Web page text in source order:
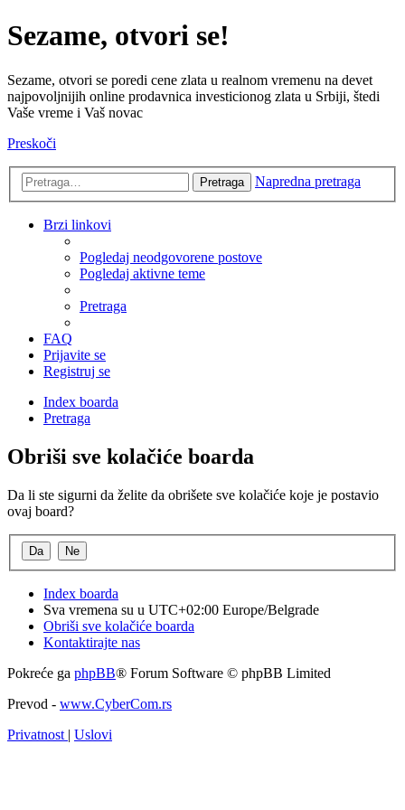
Sezame, otvori se!
Sezame, otvori se poredi cene zlata u realnom vremenu na devet
najpovoljnijih online prodavnica investicionog zlata u Srbiji, štedi
Vaše vreme i Vaš novac
Preskoči
Pretraga Napredna pretraga
Brzi linkovi
Pogledaj neodgovorene postove
Pogledaj aktivne teme
Pretraga
FAQ
Prijavite se
Registruj se
Index boarda
Pretraga
Obriši sve kolačiće boarda
Da li ste sigurni da želite da obrišete sve kolačiće koje je postavio
ovaj board?
Index boarda
Sva vremena su u UTC+02:00 Europe/Belgrade
Obriši sve kolačiće boarda
Kontaktirajte nas
Pokreće ga phpBB® Forum Software © phpBB Limited
Prevod - www.CyberCom.rs
Privatnost | Uslovi